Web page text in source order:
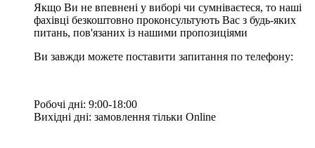
Якщо Ви не впевнені у виборі чи сумніваєтеся, то наші
фахівці безкоштовно проконсультують Вас з будь-яких
питань, пов'язаних із нашими пропозиціями
Ви завжди можете поставити запитання по телефону:
Робочі дні: 9:00-18:00
Вихідні дні: замовлення тільки Online